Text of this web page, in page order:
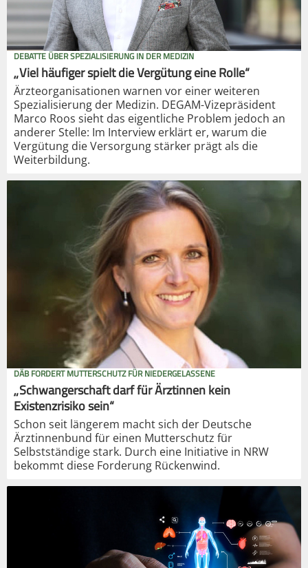
DEBATTE ÜBER SPEZIALISIERUNG IN DER MEDIZIN
„Viel häufiger spielt die Vergütung eine Rolle“
Ärzteorganisationen warnen vor einer weiteren
Spezialisierung der Medizin. DEGAM-Vizepräsident
Marco Roos sieht das eigentliche Problem jedoch an
anderer Stelle: Im Interview erklärt er, warum die
Vergütung die Versorgung stärker prägt als die
Weiterbildung.
DÄB FORDERT MUTTERSCHUTZ FÜR NIEDERGELASSENE
„Schwangerschaft darf für Ärztinnen kein
Existenzrisiko sein“
Schon seit längerem macht sich der Deutsche
Ärztinnenbund für einen Mutterschutz für
Selbstständige stark. Durch eine Initiative in NRW
bekommt diese Forderung Rückenwind.